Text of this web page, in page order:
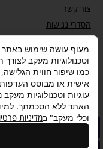
צור קשר
הסדרי נגישות
מדיניות פרטיות–תנאי
וטכנולוגיות מעקב
כמו שיפור חווית
אישית או מבוסס
עוגיות וטכנולוגיות
האתר ללא הסכמתך.
וכלי מעקב" במדיניות